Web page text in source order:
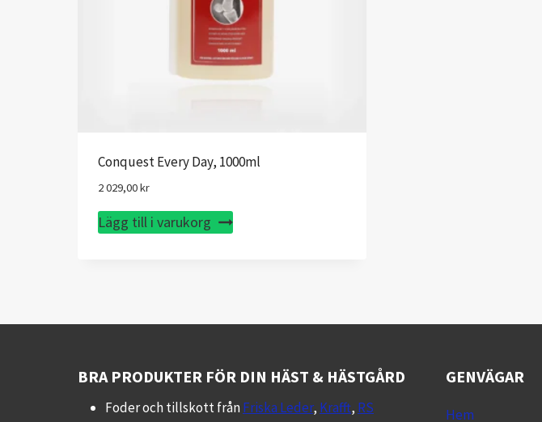
Conquest Every Day, 1000ml
2 029,00kr
Lägg till i varukorg
BRA PRODUKTER FÖR DIN HÄST & HÄSTGÅRD
Foder och tillskott frånFriska Leder, Krafft, RS
GENVÄGAR
Hem